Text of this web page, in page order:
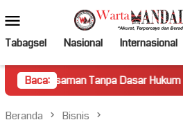
ke
kontenMobile
Tabagsel Nasional Internasional
Baca:
Tanpa Dasar Hukum Picu Keresahan
Beranda Bisnis